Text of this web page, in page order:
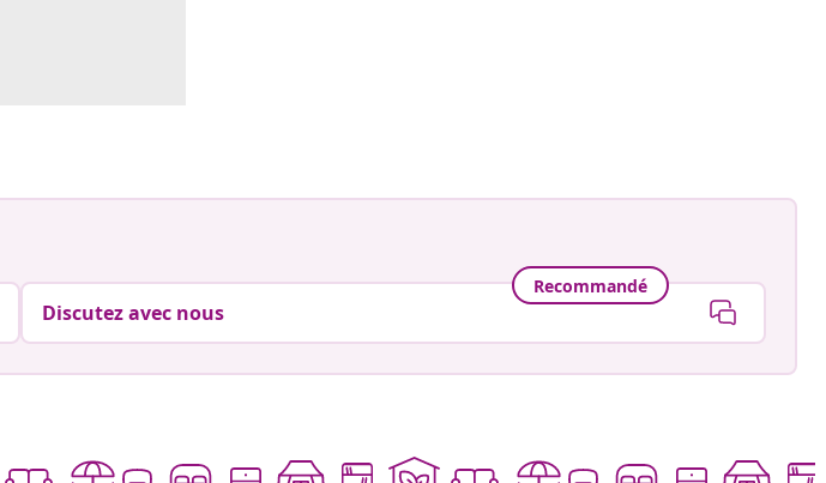
Recommandé
Discutez avec nous